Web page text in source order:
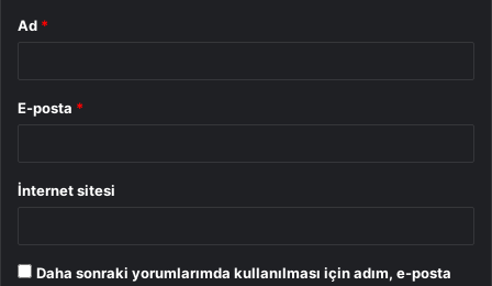
Ad *
E-posta *
İnternet sitesi
Daha sonraki yorumlarımda kullanılması için adım, e-posta